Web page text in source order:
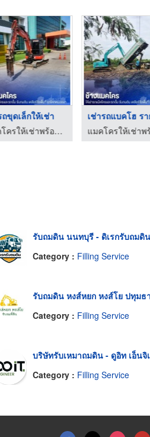
ถขุดเล็กให้เช่า
แมคโครให้เช่าพร้อมคนขับ - ช้างแมคโครให้เช่า
รับถมดิน นนทบุรี - ดิเรกรับถมดิน
Category : Filling Service
รับถมดิน หงส์หยก หงส์โย ปทุมธ
Category : Filling Service
บริษัทรับเหมาถมดิน - ดูอิท เอ็นจิ
Category : Filling Service